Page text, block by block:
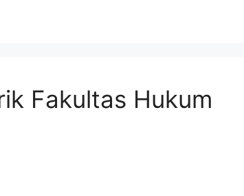
Fakultas Hukum